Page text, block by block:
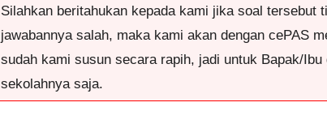
Silahkan beritahukan kepada kami jika soal tersebut
jawabannya salah, maka kami akan dengan cePAS
sudah kami susun secara rapih, jadi untuk Bapak/
sekolahnya saja.